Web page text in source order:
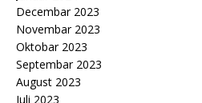
Decembar 2023
Novembar 2023
Oktobar 2023
Septembar 2023
August 2023
Juli 2023